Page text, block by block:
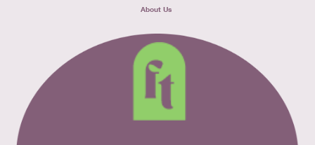
About Us